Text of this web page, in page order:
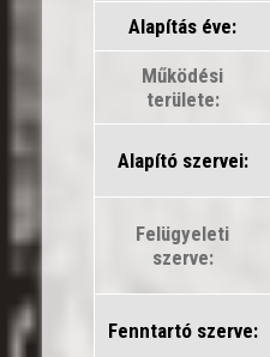
Alapítás éve:
Működési
területe:
Alapító szervei:
Felügyeleti
szerve:
Fenntartó szerve: